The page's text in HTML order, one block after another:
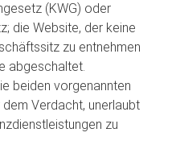
(KWG) oder
die Website, der keine
zu entnehmen
abgeschaltet.
beiden vorgenannten
Verdacht, unerlaubt
zu